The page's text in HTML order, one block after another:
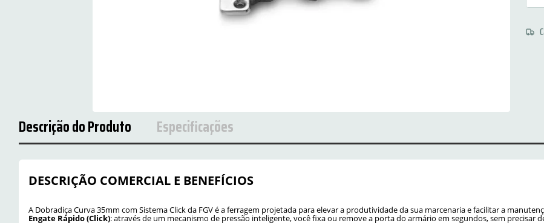
Descrição do Produto Especificações
DESCRIÇÃO COMERCIAL E BENEFÍCIOS
A Dobradiça Curva 35mm com Sistema Click da FGV é a ferragem projetada para elevar a produtividade da sua marcenaria e facilitar a
Engate Rápido (Click): através de um mecanismo de pressão inteligente, você fixa ou remove a porta do armário em segundos, sem precisar